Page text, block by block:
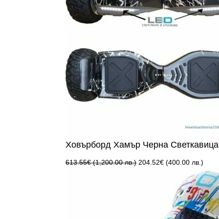
Ховърборд Хамър Черна Светкавица
613.55€ (1,200.00 лв.) Original
204.52€ (400.00 лв.)
цена
е: